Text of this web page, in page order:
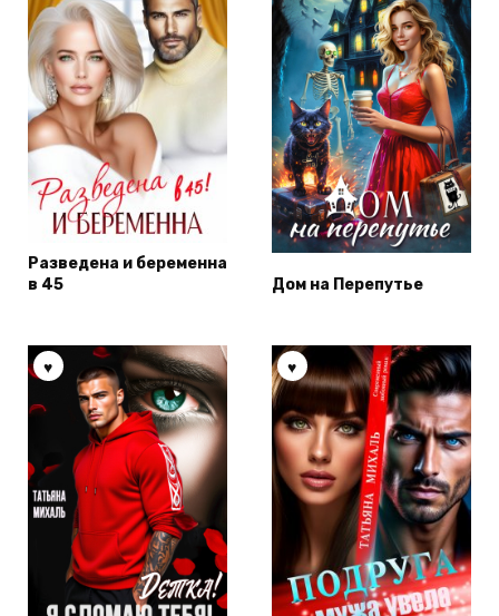
Разведена и беременна
в 45
Дом на Перепутье